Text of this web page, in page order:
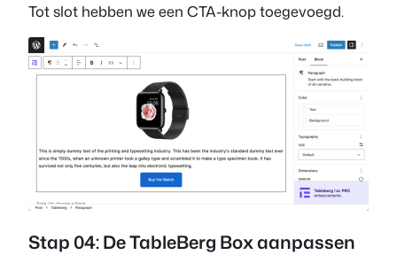
Tot slot hebben we een CTA-knop toegevoegd.
Stap 04: De TableBerg Box aanpassen